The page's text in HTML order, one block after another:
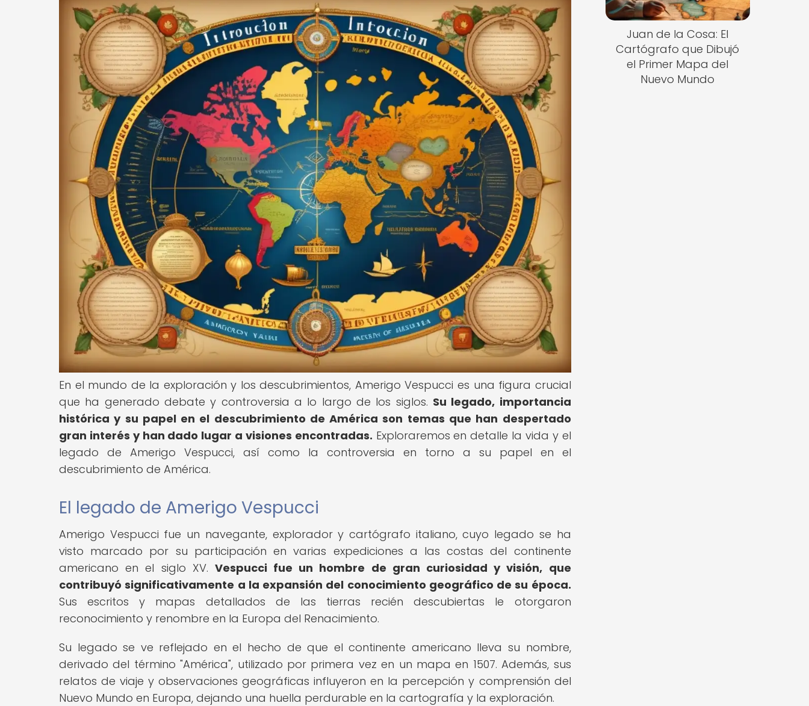
En el mundo de la exploración y los descubrimientos, Amerigo Vespucci es una figura crucial
que ha generado debate y controversia a lo largo de los siglos. Su legado, importancia
histórica y su papel en el descubrimiento de América son temas que han despertado
gran interés y han dado lugar a visiones encontradas. Exploraremos en detalle la vida y el
legado de Amerigo Vespucci, así como la controversia en torno a su papel en el
descubrimiento de América.
El legado de Amerigo Vespucci
Amerigo Vespucci fue un navegante, explorador y cartógrafo italiano, cuyo legado se ha
visto marcado por su participación en varias expediciones a las costas del continente
americano en el siglo XV. Vespucci fue un hombre de gran curiosidad y visión, que
contribuyó significativamente a la expansión del conocimiento geográfico de su época.
Sus escritos y mapas detallados de las tierras recién descubiertas le otorgaron
reconocimiento y renombre en la Europa del Renacimiento.
Su legado se ve reflejado en el hecho de que el continente americano lleva su nombre,
derivado del término "América", utilizado por primera vez en un mapa en 1507. Además, sus
relatos de viaje y observaciones geográficas influyeron en la percepción y comprensión del
Nuevo Mundo en Europa, dejando una huella perdurable en la cartografía y la exploración.
Juan de la Cosa: El
Cartógrafo que Dibujó
el Primer Mapa del
Nuevo Mundo